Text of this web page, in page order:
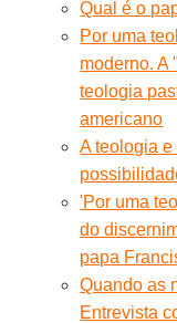
Qual é o
Por uma
moderno. A
teologia
americano
A teologia
'Por uma
do
papa
Quando as
Entrevista